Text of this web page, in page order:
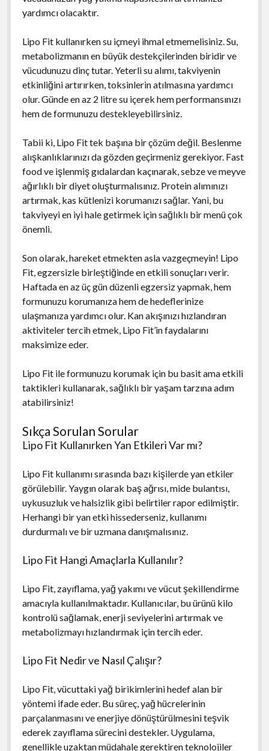
yardımcı olacaktır.
Lipo Fit kullanırken su içmeyi ihmal etmemelisiniz. Su,
metabolizmanın en büyük destekçilerinden biridir ve
vücudunuzu dinç tutar. Yeterli su alımı, takviyenin
etkinliğini artırırken, toksinlerin atılmasına yardımcı
olur. Günde en az 2 litre su içerek hem performansınızı
hem de formunuzu destekleyebilirsiniz.
Tabii ki, Lipo Fit tek başına bir çözüm değil. Beslenme
alışkanlıklarınızı da gözden geçirmeniz gerekiyor. Fast
food ve işlenmiş gıdalardan kaçınarak, sebze ve meyve
ağırlıklı bir diyet oluşturmalısınız. Protein alımınızı
artırmak, kas kütlenizi korumanızı sağlar. Yani, bu
takviyeyi en iyi hale getirmek için sağlıklı bir menü çok
önemli.
Son olarak, hareket etmekten asla vazgeçmeyin! Lipo
Fit, egzersizle birleştiğinde en etkili sonuçları verir.
Haftada en az üç gün düzenli egzersiz yapmak, hem
formunuzu korumanıza hem de hedeflerinize
ulaşmanıza yardımcı olur. Kan akışınızı hızlandıran
aktiviteler tercih etmek, Lipo Fit’in faydalarını
maksimize eder.
Lipo Fit ile formunuzu korumak için bu basit ama etkili
taktikleri kullanarak, sağlıklı bir yaşam tarzına adım
atabilirsiniz!
Sıkça Sorulan Sorular
Lipo Fit Kullanırken Yan Etkileri Var mı?
Lipo Fit kullanımı sırasında bazı kişilerde yan etkiler
görülebilir. Yaygın olarak baş ağrısı, mide bulantısı,
uykusuzluk ve halsizlik gibi belirtiler rapor edilmiştir.
Herhangi bir yan etki hissederseniz, kullanımı
durdurmalı ve bir uzmana danışmalısınız.
Lipo Fit Hangi Amaçlarla Kullanılır?
Lipo Fit, zayıflama, yağ yakımı ve vücut şekillendirme
amacıyla kullanılmaktadır. Kullanıcılar, bu ürünü kilo
kontrolü sağlamak, enerji seviyelerini artırmak ve
metabolizmayı hızlandırmak için tercih eder.
Lipo Fit Nedir ve Nasıl Çalışır?
Lipo Fit, vücuttaki yağ birikimlerini hedef alan bir
yöntemi ifade eder. Bu süreç, yağ hücrelerinin
parçalanmasını ve enerjiye dönüştürülmesini teşvik
ederek zayıflama sürecini destekler. Uygulama,
genellikle uzaktan müdahale gerektiren teknolojiler